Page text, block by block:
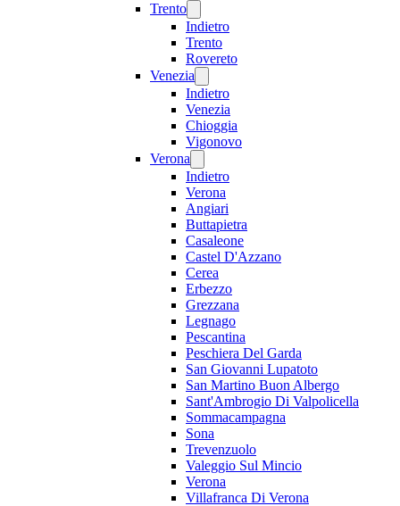
Trento
Indietro
Trento
Rovereto
Venezia
Indietro
Venezia
Chioggia
Vigonovo
Verona
Indietro
Verona
Angiari
Buttapietra
Casaleone
Castel D'Azzano
Cerea
Erbezzo
Grezzana
Legnago
Pescantina
Peschiera Del Garda
San Giovanni Lupatoto
San Martino Buon Albergo
Sant'Ambrogio Di Valpolicella
Sommacampagna
Sona
Trevenzuolo
Valeggio Sul Mincio
Verona
Villafranca Di Verona